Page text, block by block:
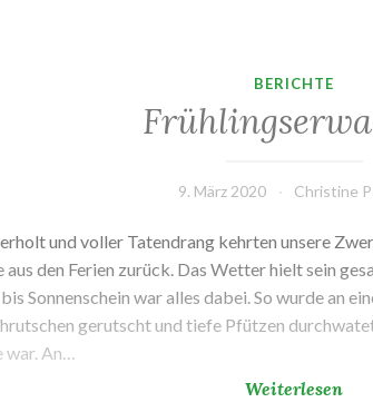
BERICHTE
9. März 2020 Christine
und voller Tatendrang kehrten unsere
aus den Ferien zurück. Das Wetter hielt sein
Sonnenschein war alles dabei. So wurde an
gerutscht und tiefe Pfützen
war. An…
Weiterlesen